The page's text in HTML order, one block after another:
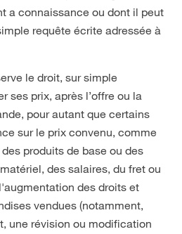
a connaissance ou dont il peut
requête écrite adressée à
le droit, sur simple
ses prix, après l’offre ou la
pour autant que certains
sur le prix convenu, comme
produits de base ou des
des salaires, du fret ou
des droits et
vendues (notamment,
une révision ou modification